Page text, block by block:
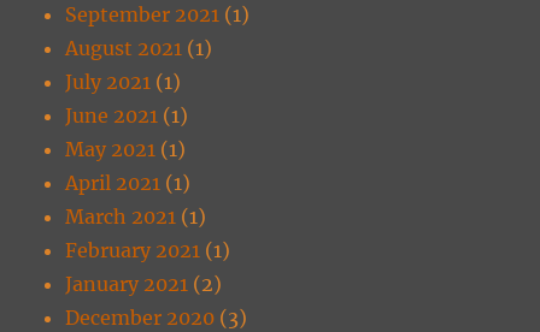
September 2021 (1)
August 2021 (1)
July 2021 (1)
June 2021 (1)
May 2021 (1)
April 2021 (1)
March 2021 (1)
February 2021 (1)
January 2021 (2)
December 2020 (3)